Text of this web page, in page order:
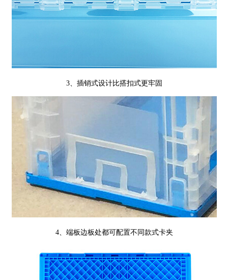
3、插销式设计比搭扣式更牢固
4、端板边板处都可配置不同款式卡夹